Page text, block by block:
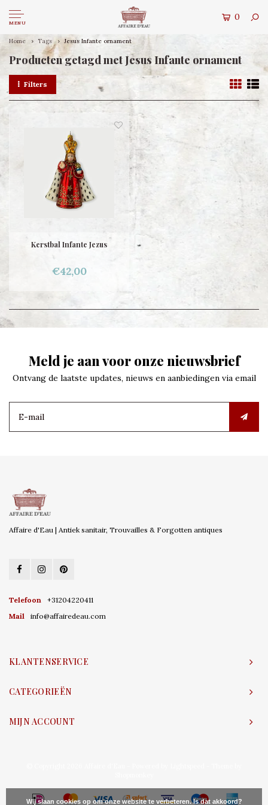
MENU
0
Home Tags Jesus Infante ornament
Producten getagd met Jesus Infante ornament
Filters
Kerstbal Infante Jezus
€42,00
Meld je aan voor onze nieuwsbrief
Ontvang de laatste updates, nieuws en aanbiedingen via email
Affaire d'Eau | Antiek sanitair, Trouvailles & Forgotten antiques
Telefoon
+31204220411
Mail
info@affairedeau.com
KLANTENSERVICE
CATEGORIEËN
MIJN ACCOUNT
Wij slaan cookies op om onze website te verbeteren. Is dat akkoord?